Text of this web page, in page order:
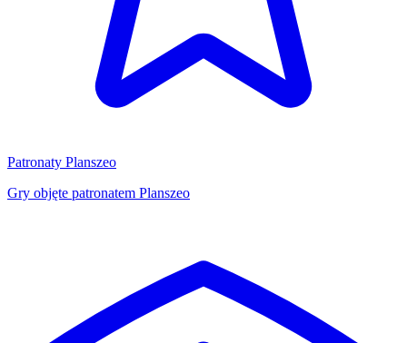
Patronaty Planszeo
Gry objęte patronatem Planszeo